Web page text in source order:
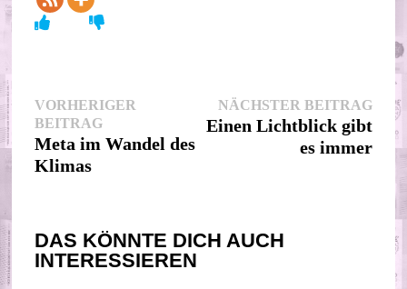
Beitragsnavigation
VORHERIGER
BEITRAGVorheriger
Beitrag:
Meta im Wandel des
Klimas
NÄCHSTER BEITRAG
Einen Lichtblick gibt
es immer
DAS KÖNNTE DICH AUCH
INTERESSIEREN